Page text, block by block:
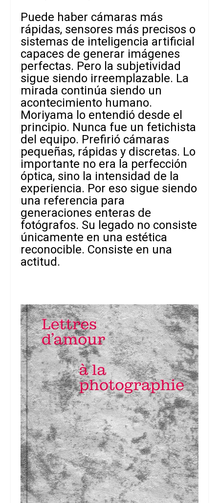
Puede haber cámaras más
rápidas, sensores más precisos o
sistemas de inteligencia artificial
capaces de generar imágenes
perfectas. Pero la subjetividad
sigue siendo irreemplazable. La
mirada continúa siendo un
acontecimiento humano.
Moriyama lo entendió desde el
principio. Nunca fue un fetichista
del equipo. Prefirió cámaras
pequeñas, rápidas y discretas. Lo
importante no era la perfección
óptica, sino la intensidad de la
experiencia. Por eso sigue siendo
una referencia para
generaciones enteras de
fotógrafos. Su legado no consiste
únicamente en una estética
reconocible. Consiste en una
actitud.